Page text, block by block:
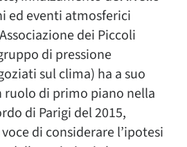
ed eventi atmosferici
dei Piccoli
di pressione
sul clima) ha a suo
di primo piano nella
di Parigi del 2015,
di considerare l’ipotesi